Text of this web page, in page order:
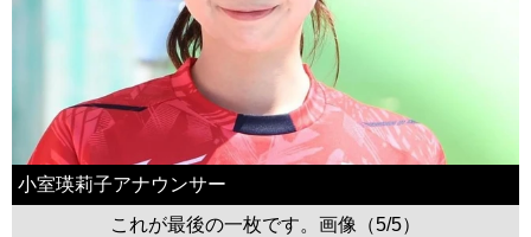
小室瑛莉子アナウンサー
これが最後の一枚です。画像（5/5）